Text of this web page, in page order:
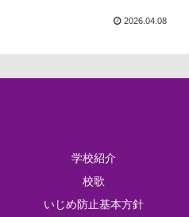
2026.04.08
学校紹介
校歌
いじめ防止基本方針